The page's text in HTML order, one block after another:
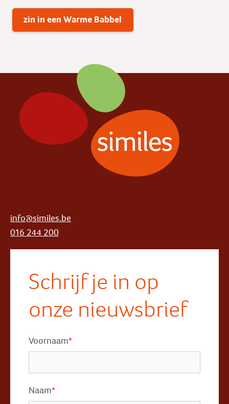
zin in een Warme Babbel
info@similes.be
016 244 200
Schrijf je in op
onze nieuwsbrief
Voornaam*
Naam*